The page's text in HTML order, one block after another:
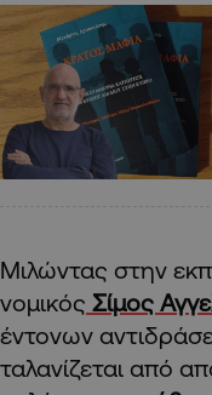
Μιλώντας στην
νομικός Σίμος
έντονων
ταλανίζεται από